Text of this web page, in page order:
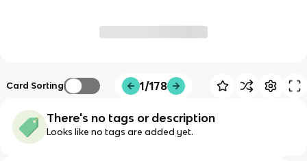
Card Sorting 1/178
There's no tags or description
Looks like no tags are added yet.